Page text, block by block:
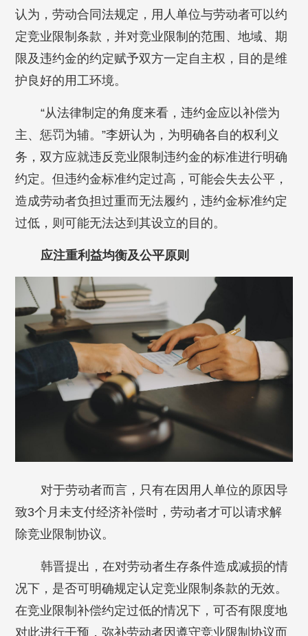
认为，劳动合同法规定，用人单位与劳动者可以约
定竞业限制条款，并对竞业限制的范围、地域、期
限及违约金的约定赋予双方一定自主权，目的是维
护良好的用工环境。
“从法律制定的角度来看，违约金应以补偿为
主、惩罚为辅。”李妍认为，为明确各自的权利义
务，双方应就违反竞业限制违约金的标准进行明确
约定。但违约金标准约定过高，可能会失去公平，
造成劳动者负担过重而无法履约，违约金标准约定
过低，则可能无法达到其设立的目的。
应注重利益均衡及公平原则
对于劳动者而言，只有在因用人单位的原因导
致3个月未支付经济补偿时，劳动者才可以请求解
除竞业限制协议。
韩晋提出，在对劳动者生存条件造成减损的情
况下，是否可明确规定认定竞业限制条款的无效。
在竞业限制补偿约定过低的情况下，可否有限度地
对此进行干预，弥补劳动者因遵守竞业限制协议而